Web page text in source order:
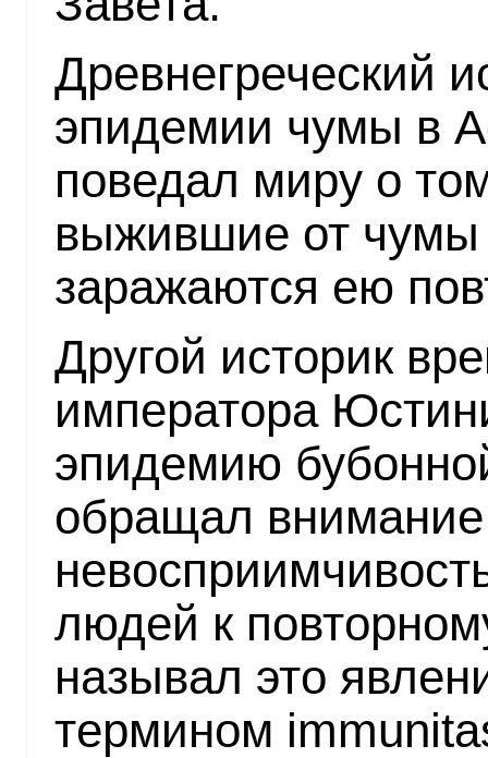
Древнегреческий
эпидемии чумы в
поведал миру о
выжившие от чумы
заражаются ею
Другой историк
императора
эпидемию
обращал
людей к
называл это
термином